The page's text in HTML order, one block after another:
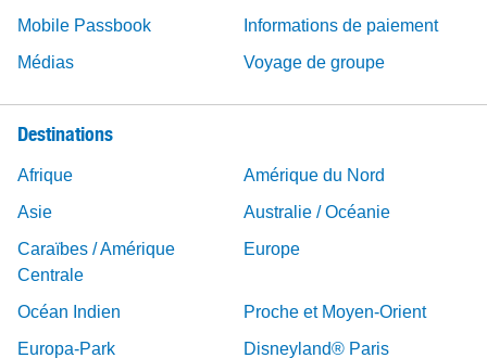
Mobile Passbook
Informations de paiement
Médias
Voyage de groupe
Destinations
Afrique
Amérique du Nord
Asie
Australie / Océanie
Caraïbes / Amérique
Centrale
Europe
Océan Indien
Proche et Moyen-Orient
Europa-Park
Disneyland® Paris